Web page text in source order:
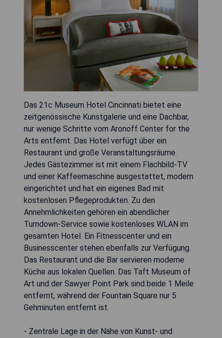
Das 21c Museum Hotel Cincinnati bietet eine
zeitgenössische Kunstgalerie und eine Dachbar,
nur wenige Schritte vom Aronoff Center for the
Arts entfernt. Das Hotel verfügt über ein
Restaurant und große Veranstaltungsräume.
Jedes Gästezimmer ist mit einem Flachbild-TV
und einer Kaffeemaschine ausgestattet, modern
eingerichtet und hat ein eigenes Bad mit
kostenlosen Pflegeprodukten. Zu den
Annehmlichkeiten gehören ein abendlicher
Turndown-Service sowie kostenloses WLAN im
gesamten Hotel. Ein Fitnesscenter und ein
Businesscenter stehen ebenfalls zur Verfügung.
Das Restaurant und die Bar servieren moderne
Küche aus lokalen Quellen. Das Taft Museum of
Art und der Sawyer Point Park sind beide 1 Meile
entfernt, während der Fountain Square nur 5
Gehminuten entfernt ist.
- Zentrale Lage in der Nähe von Kunst- und